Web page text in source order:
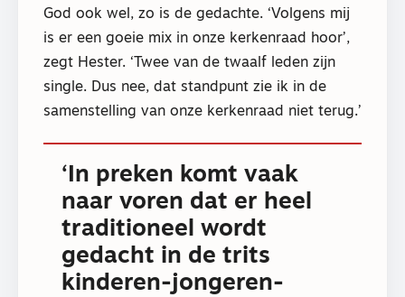
God ook wel, zo is de gedachte. ‘Volgens mij
is er een goeie mix in onze kerkenraad hoor’,
zegt Hester. ‘Twee van de twaalf leden zijn
single. Dus nee, dat standpunt zie ik in de
samenstelling van onze kerkenraad niet terug.’
‘In preken komt vaak
naar voren dat er heel
traditioneel wordt
gedacht in de trits
kinderen-jongeren-